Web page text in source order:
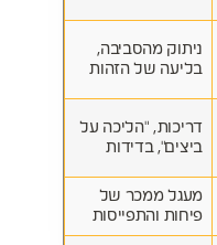
ניתוק מהסביבה,
בליעה של הזהות
דריכות, "הליכה על
ביצים", בדידות
מעגל ממכר של
פיחות והתפייסות